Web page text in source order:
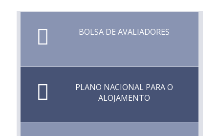
BOLSA DE AVALIADORES
PLANO NACIONAL PARA O
ALOJAMENTO